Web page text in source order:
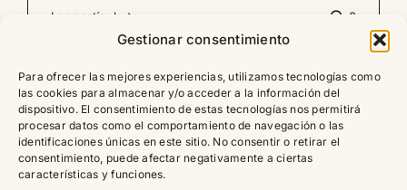
Gestionar consentimiento
Para ofrecer las mejores experiencias, utilizamos tecnologías como
las cookies para almacenar y/o acceder a la información del
dispositivo. El consentimiento de estas tecnologías nos permitirá
procesar datos como el comportamiento de navegación o las
identificaciones únicas en este sitio. No consentir o retirar el
consentimiento, puede afectar negativamente a ciertas
características y funciones.
Leer artículo 0
Copyright2026 |Política de cookies (UE) |Política de
privacidad – Datenschutzerklärung|Aviso Legal – Impressum